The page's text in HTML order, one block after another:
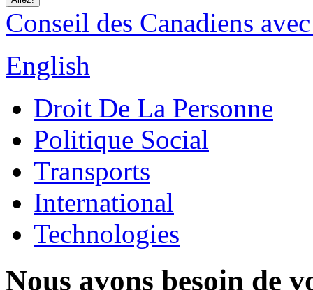
Conseil des Canadiens
English
Droit De La Personne
Politique Social
Transports
International
Technologies
Nous avons besoin de